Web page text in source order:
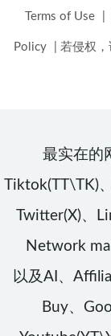
Terms of Use
Policy 若侵权，
最实在的
Tiktok(TT\TK)
Twitter(X)、
Network
以及AI、
Buy、